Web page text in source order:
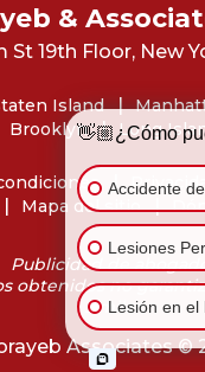
&
St 19th Floor, New
Publicidad de
obtenidos no
similar.
Associates ©
Island
Brooklyn
Long
Mapa del sitio
👋🏼¿Cómo
Accidente
Lesiones
Lesión en